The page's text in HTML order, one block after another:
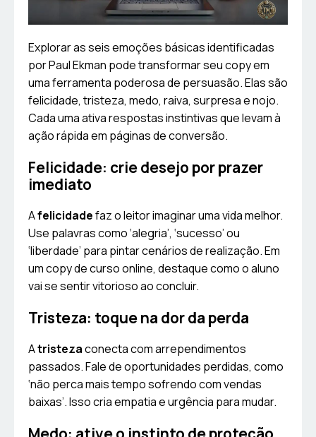
Explorar as seis emoções básicas identificadas
por Paul Ekman pode transformar seu copy em
uma ferramenta poderosa de persuasão. Elas são
felicidade, tristeza, medo, raiva, surpresa e nojo.
Cada uma ativa respostas instintivas que levam à
ação rápida em páginas de conversão.
Felicidade: crie desejo por prazer
imediato
Afelicidadefaz o leitor imaginar uma vida melhor.
Use palavras como ‘alegria’, ‘sucesso’ ou
‘liberdade’ para pintar cenários de realização. Em
um copy de curso online, destaque como o aluno
vai se sentir vitorioso ao concluir.
Tristeza: toque na dor da perda
Atristezaconecta com arrependimentos
passados. Fale de oportunidades perdidas, como
‘não perca mais tempo sofrendo com vendas
baixas’. Isso cria empatia e urgência para mudar.